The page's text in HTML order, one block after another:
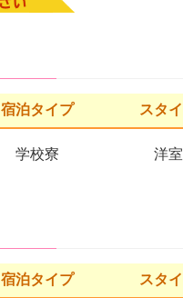
宿泊タイプ スタ
学校寮 洋室
宿泊タイプ スタ